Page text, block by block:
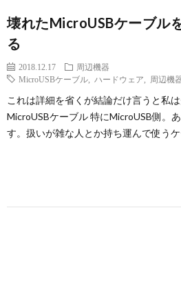
壊れたMicroUSBケーブル
る
2018.12.17
周辺機器
MicroUSBケーブル
ハードウェア 周辺機
これは詳細を省くが結論だけ言うと私
MicroUSBケーブル 特にMicroUSB側。
す。扱いが雑な人とか持ち運んで使う